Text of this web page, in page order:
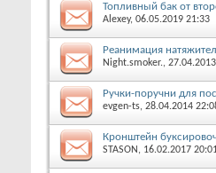
Топливный бак от
Alexey, 06.05.2019 21:33
Реанимация
Night.smoker.,
Ручки-поручни для
evgen-ts, 28.04.2014
Кронштейн
STASON , 16.02.2017